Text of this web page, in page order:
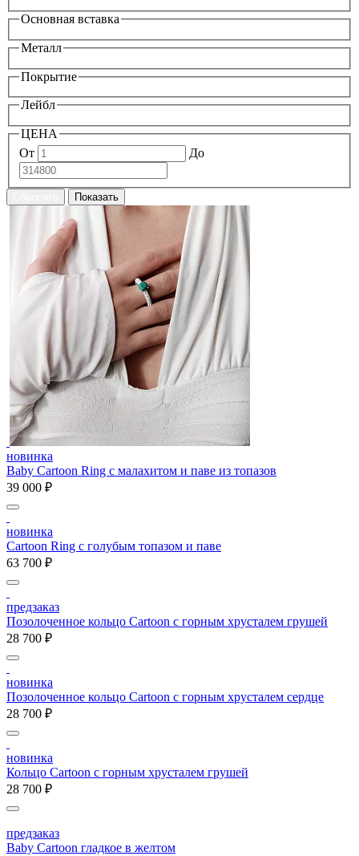
Основная вставка
Металл
Покрытие
Лейбл
ЦЕНА
От
До
новинка
Baby Cartoon Ring с малахитом и паве из топазов
39 000 ₽
новинка
Cartoon Ring с голубым топазом и паве
63 700 ₽
предзаказ
Позолоченное кольцо Cartoon c горным хрусталем грушей
28 700 ₽
новинка
Позолоченное кольцо Cartoon c горным хрусталем сердце
28 700 ₽
новинка
Кольцо Cartoon c горным хрусталем грушей
28 700 ₽
предзаказ
Baby Cartoon гладкое в желтом